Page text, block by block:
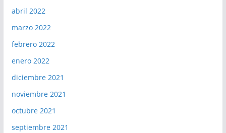
abril 2022
marzo 2022
febrero 2022
enero 2022
diciembre 2021
noviembre 2021
octubre 2021
septiembre 2021